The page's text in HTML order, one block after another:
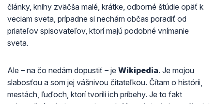
články, knihy zväčša malé, krátke, odborné štúdie opäť k
veciam sveta, prípadne si nechám občas poradiť od
priateľov spisovateľov, ktorí majú podobné vnímanie
sveta.
Ale – na čo nedám dopustiť – je Wikipedia. Je mojou
slabosťou a som jej vášnivou čitateľkou. Čítam o histórii,
mestách, ľuďoch, ktorí tvorili ich príbehy. Je to fakt